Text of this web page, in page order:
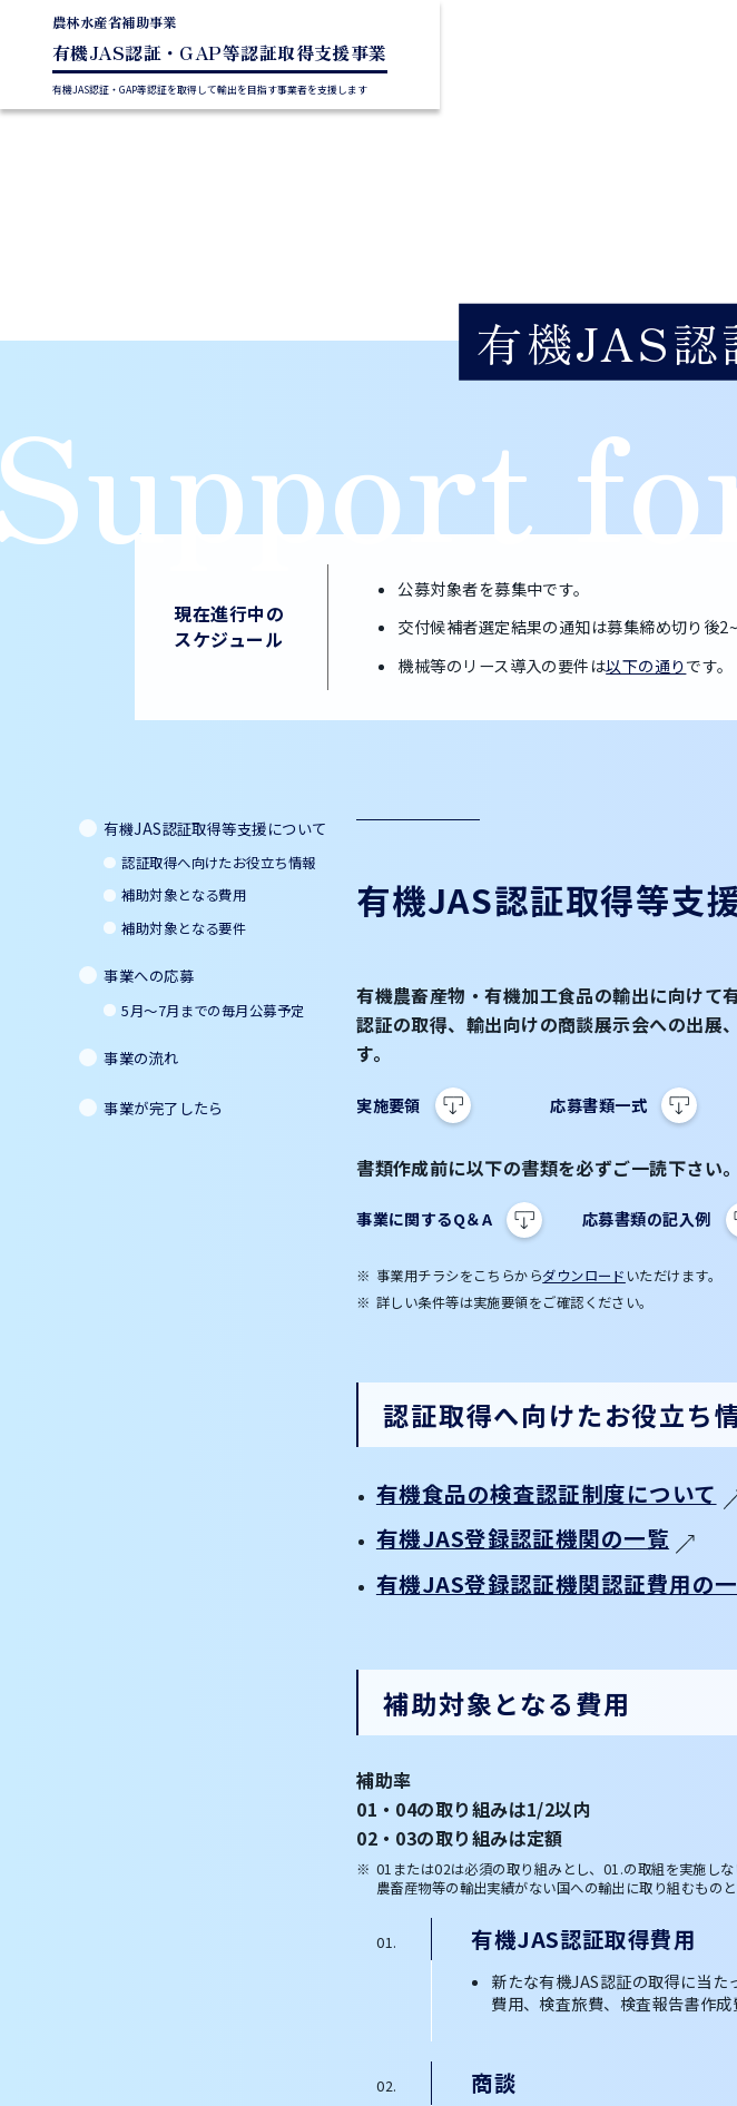
農林水産省補助事業
有機JAS認証・GAP等認証取得支援事業
有機JAS認証・GAP等認証を取得して輸出を目指す事業者を支援します
有機JAS認
現在進行中の
スケジュール
公募対象者を募集中です。
交付候補者選定結果の通知は募集締め切り後
機械等のリース導入の要件は以下の通りです。
有機JAS認証取得等支援について
認証取得へ向けたお役立ち情報
補助対象となる費用
補助対象となる要件
事業への応募
5月～7月までの毎月公募予定
事業の流れ
事業が完了したら
有機JAS認証取得等支
有機農畜産物・有機加工食品の輸出に向けて
認証の取得、輸出向けの商談展示会への出展
す。
実施要領 応募書類一式
書類作成前に以下の書類を必ずご一読下さい。
事業に関するQ＆A 応募書類の記入例
事業用チラシをこちらからダウンロード いただけます。
詳しい条件等は実施要領をご確認ください。
認証取得へ向けたお役立ち
有機食品の検査認証制度について
有機JAS登録認証機関の一覧
有機JAS登録認証機関認証費用の
補助対象となる費用
補助率
01・04の取り組みは1/2以内
02・03の取り組みは定額
01または02は必須の取り組みとし、01.の取組を実施し
農畜産物等の輸出実績がない国への輸出に取り組むものと
有機JAS認証取得費用
新たな有機JAS認証の取得に当
費用、検査旅費、検査報告書作
商談